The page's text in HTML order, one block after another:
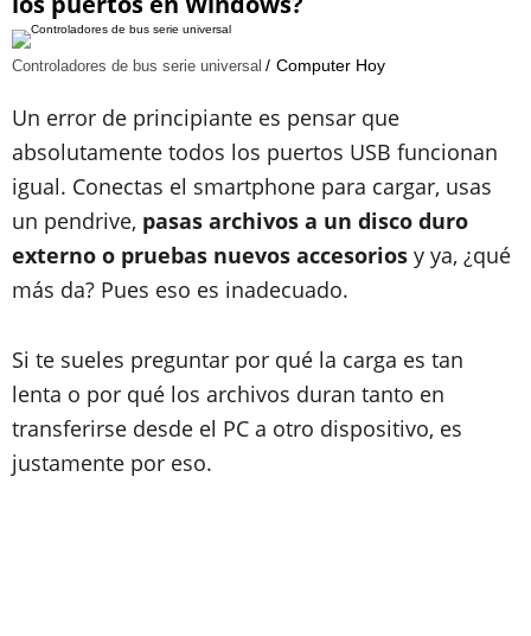
Controladores de bus serie universal Computer Hoy
Un error de principiante es pensar que
absolutamente todos los puertos USB funcionan
igual. Conectas el smartphone para cargar, usas
un pendrive, pasas archivos a un disco duro
externo o pruebas nuevos accesorios y ya, ¿qué
más da? Pues eso es inadecuado.
Si te sueles preguntar por qué la carga es tan
lenta o por qué los archivos duran tanto en
transferirse desde el PC a otro dispositivo, es
justamente por eso.